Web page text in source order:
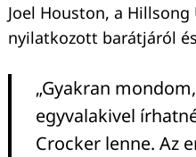
Joel Houston, a
nyilatkozott barátjáról
„Gyakran
egyvalakivel
Crocker lenne. Az